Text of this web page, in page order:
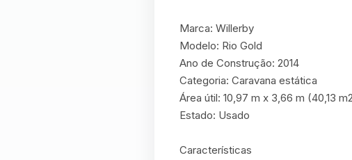
Marca: Willerby
Modelo: Rio Gold
Ano de Construção: 2014
Categoria: Caravana estática
Área útil: 10,97 m x 3,66 m (40,13
Estado: Usado
Características